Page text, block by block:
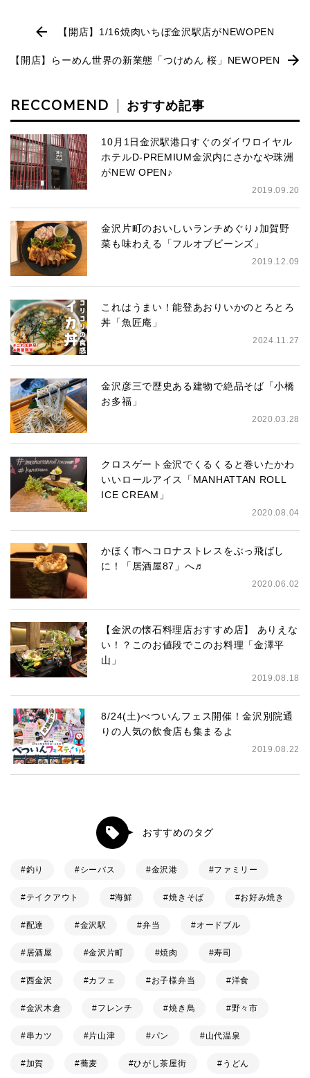
【開店】1/16焼肉いちぼ金沢駅店がNEWOPEN
【開店】らーめん世界の新業態「つけめん 桜」NEWOPEN
RECCOMEND おすすめ記事
10月1日金沢駅港口すぐのダイワロイヤル
ホテルD-PREMIUM金沢内にさかなや珠洲
がNEW OPEN♪
2019.09.20
金沢片町のおいしいランチめぐり♪加賀野
菜も味わえる「フルオブビーンズ」
2019.12.09
これはうまい！能登あおりいかのとろとろ
丼「魚匠庵」
2024.11.27
金沢彦三で歴史ある建物で絶品そば「小橋
お多福」
2020.03.28
クロスゲート金沢でくるくると巻いたかわ
いいロールアイス「MANHATTAN ROLL
ICE CREAM」
2020.08.04
かほく市へコロナストレスをぶっ飛ばし
に！「居酒屋87」へ♬
2020.06.02
【金沢の懐石料理店おすすめ店】 ありえな
い！？このお値段でこのお料理「金澤平
山」
2019.08.18
8/24(土)べついんフェス開催！金沢別院通
りの人気の飲食店も集まるよ
2019.08.22
おすすめのタグ
釣り シーバス 金沢港 ファミリー
テイクアウト 海鮮 焼きそば お好み焼き
配達 金沢駅 弁当 オードブル
居酒屋 金沢片町 焼肉 寿司
西金沢 カフェ お子様弁当 洋食
金沢木倉 フレンチ 焼き鳥 野々市
串カツ 片山津 パン 山代温泉
加賀 蕎麦 ひがし茶屋街 うどん